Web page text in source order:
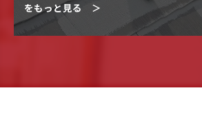
をもっと見る ＞